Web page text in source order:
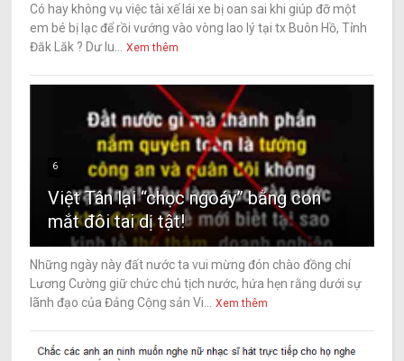
Có hay không vụ việc tài xế lái xe bị oan sai khi giúp đỡ một
em bé bị lạc để rồi vướng vào vòng lao lý tại tx Buôn Hồ, Tỉnh
Đăk Lăk ? Dư lu...
Xem thêm
6
Việt Tân lại “chọc ngoáy” bằng con
mắt đôi tai dị tật!
Những ngày này đất nước ta vui mừng đón chào đồng chí
Lương Cường giữ chức chủ tịch nước, hứa hẹn rằng dưới sự
lãnh đạo của Đảng Cộng sản Vi...
Xem thêm